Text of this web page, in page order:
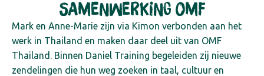
Samenwerking OMF
Mark en Anne-Marie zijn via Kimon verbonden aan het
werk in Thailand en maken daar deel uit van OMF
Thailand. Binnen Daniel Training begeleiden zij nieuwe
zendelingen die hun weg zoeken in taal, cultuur en